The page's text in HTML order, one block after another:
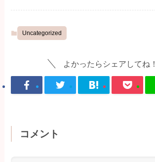
Uncategorized
よかったらシェアしてね！
コメント